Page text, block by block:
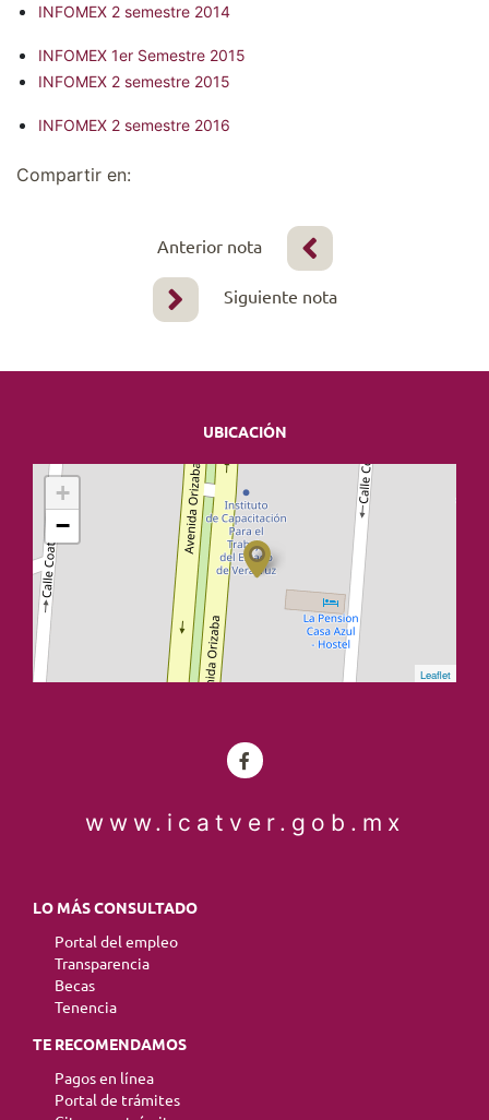
INFOMEX 2 semestre 2014
INFOMEX 1er Semestre 2015
INFOMEX 2 semestre 2015
INFOMEX 2 semestre 2016
Compartir en:
Anterior nota
Siguiente nota
UBICACIÓN
+
−
Leaflet
www.icatver.gob.mx
LO MÁS CONSULTADO
Portal del empleo
Transparencia
Becas
Tenencia
TE RECOMENDAMOS
Pagos en línea
Portal de trámites